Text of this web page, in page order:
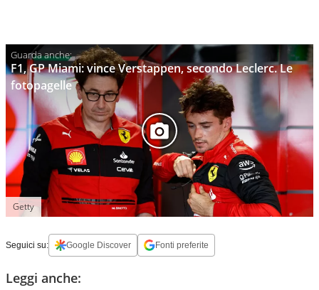
F1, GP Miami: vince Verstappen, secondo Leclerc. Le
fotopagelle
Getty
Seguici su: Google Discover Fonti preferite
Leggi anche: